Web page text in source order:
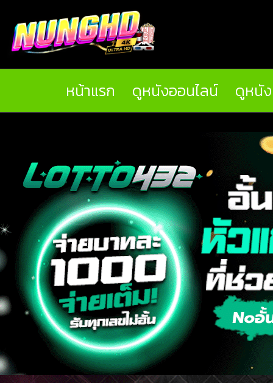
หน้าแรก ดูหนังออนไลน์ ดูหนั